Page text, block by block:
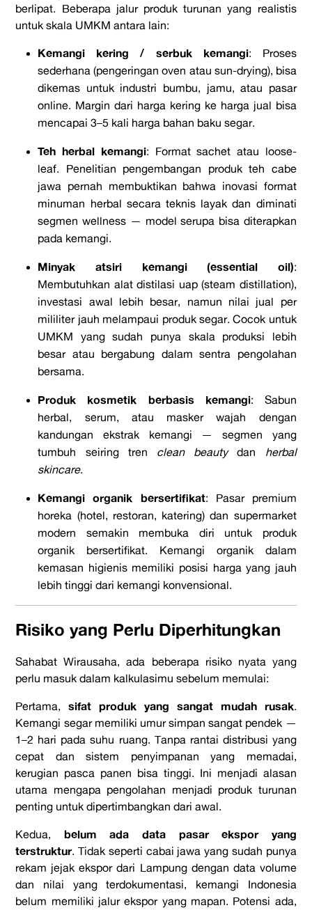
berlipat. Beberapa jalur produk turunan yang realistis
untuk skala UMKM antara lain:
Kemangi kering / serbuk kemangi: Proses
sederhana (pengeringan oven atau sun-drying), bisa
dikemas untuk industri bumbu, jamu, atau pasar
online. Margin dari harga kering ke harga jual bisa
mencapai 3–5 kali harga bahan baku segar.
Teh herbal kemangi: Format sachet atau loose-
leaf. Penelitian pengembangan produk teh cabe
jawa pernah membuktikan bahwa inovasi format
minuman herbal secara teknis layak dan diminati
segmen wellness — model serupa bisa diterapkan
pada kemangi.
Minyak atsiri kemangi (essential oil):
Membutuhkan alat distilasi uap (steam distillation),
investasi awal lebih besar, namun nilai jual per
mililiter jauh melampaui produk segar. Cocok untuk
UMKM yang sudah punya skala produksi lebih
besar atau bergabung dalam sentra pengolahan
bersama.
Produk kosmetik berbasis kemangi: Sabun
herbal, serum, atau masker wajah dengan
kandungan ekstrak kemangi — segmen yang
tumbuh seiring tren clean beautydan herbal
skincare.
Kemangi organik bersertifikat: Pasar premium
horeka (hotel, restoran, katering) dan supermarket
modern semakin membuka diri untuk produk
organik bersertifikat. Kemangi organik dalam
kemasan higienis memiliki posisi harga yang jauh
lebih tinggi dari kemangi konvensional.
Risiko yang Perlu Diperhitungkan
Sahabat Wirausaha, ada beberapa risiko nyata yang
perlu masuk dalam kalkulasimu sebelum memulai:
Pertama,sifat produk yang sangat mudah rusak.
Kemangi segar memiliki umur simpan sangat pendek —
1–2 hari pada suhu ruang. Tanpa rantai distribusi yang
cepat dan sistem penyimpanan yang memadai,
kerugian pasca panen bisa tinggi. Ini menjadi alasan
utama mengapa pengolahan menjadi produk turunan
penting untuk dipertimbangkan dari awal.
Kedua, belum ada data pasar ekspor yang
terstruktur. Tidak seperti cabai jawa yang sudah punya
rekam jejak ekspor dari Lampung dengan data volume
dan nilai yang terdokumentasi, kemangi Indonesia
belum memiliki jalur ekspor yang mapan. Potensi ada,